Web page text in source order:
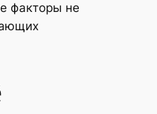
факторы не